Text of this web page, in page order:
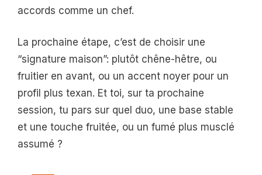
accords comme un chef.
La prochaine étape, c’est de choisir une
“signature maison”: plutôt chêne-hêtre, ou
fruitier en avant, ou un accent noyer pour un
profil plus texan. Et toi, sur ta prochaine
session, tu pars sur quel duo, une base stable
et une touche fruitée, ou un fumé plus musclé
assumé ?